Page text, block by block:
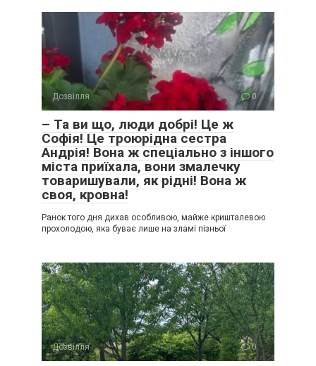
Дозвілля 0
– Та ви що, люди добрі! Це ж
Софія! Це троюрідна сестра
Андрія! Вона ж спеціально з іншого
міста приїхала, вони змалечку
товаришували, як рідні! Вона ж
своя, кровна!
Ранок того дня дихав особливою, майже кришталевою
прохолодою, яка буває лише на зламі пізньої
Дозвілля 0